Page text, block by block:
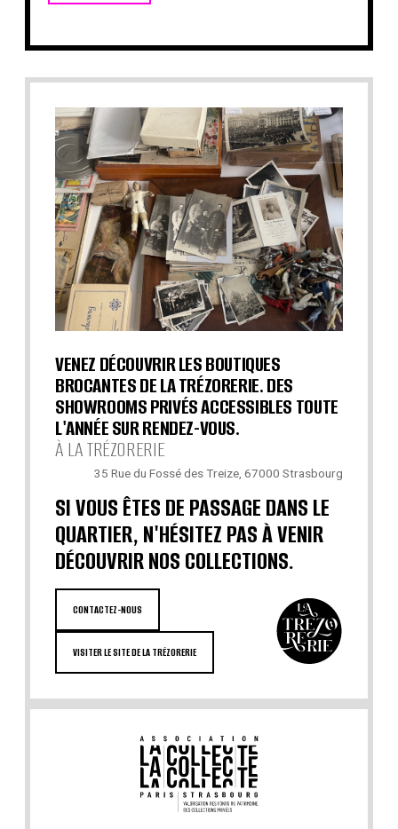
VENEZ DÉCOUVRIR LES BOUTIQUES
BROCANTES DE LA TRÉZORERIE. DES
SHOWROOMS PRIVÉS ACCESSIBLES TOUTE
L'ANNÉE SUR RENDEZ-VOUS.
À LA TRÉZORERIE
35 Rue du Fossé des Treize, 67000 Strasbourg
SI VOUS ÊTES DE PASSAGE DANS LE
QUARTIER, N'HÉSITEZ PAS À VENIR
DÉCOUVRIR NOS COLLECTIONS.
CONTACTEZ-NOUS
VISITER LE SITE DE LA TRÉZORERIE